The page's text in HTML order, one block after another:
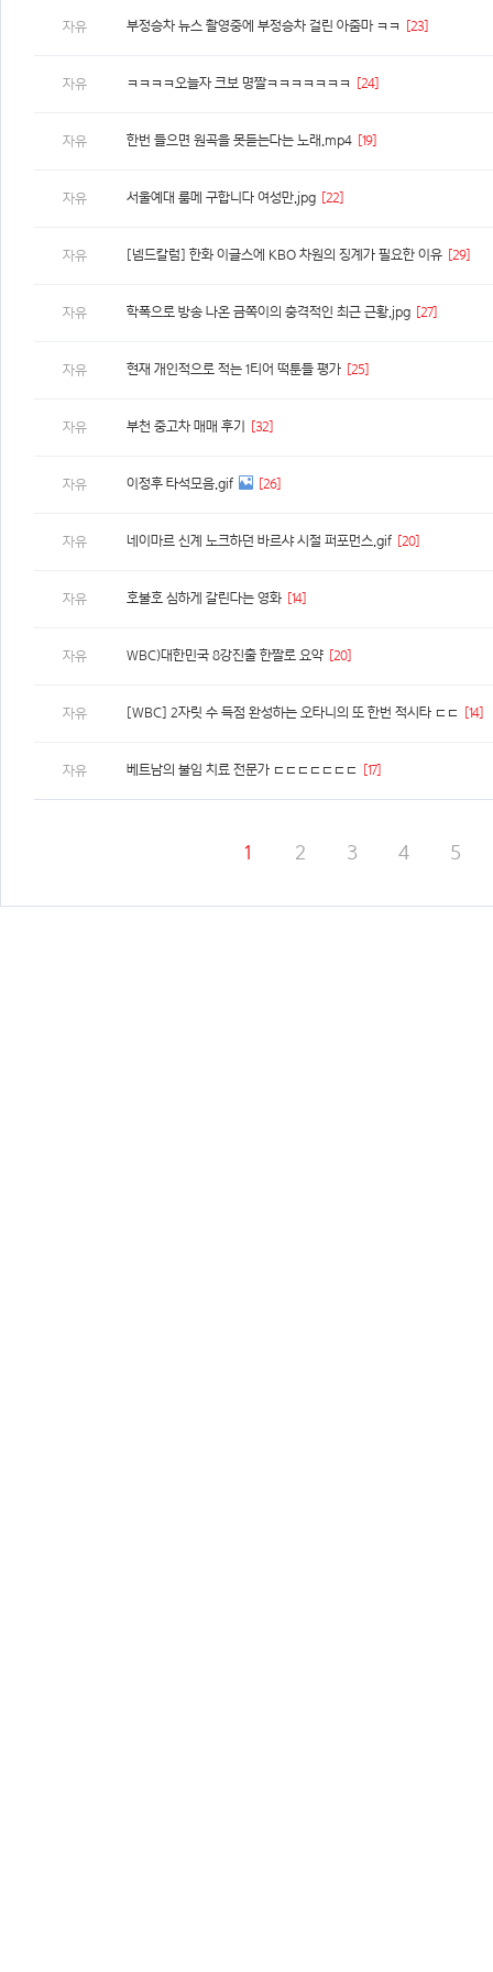
자유 부정승차 뉴스 촬영중에 부정승차 걸린 아줌마 ㅋㅋ [23]
자유 ㅋㅋㅋㅋ오늘자 크보 명짤ㅋㅋㅋㅋㅋㅋㅋ [24]
자유 한번 들으면 원곡을 못듣는다는 노래.mp4 [19]
자유 서울예대 룸메 구합니다 여성만.jpg [22]
자유 [넴드칼럼] 한화 이글스에 KBO 차원의 징계가 필요한 이유 [29]
자유 학폭으로 방송 나온 금쪽이의 충격적인 최근 근황.jpg [27]
자유 현재 개인적으로 적는 1티어 떡툰들 평가 [25]
자유 부천 중고차 매매 후기 [32]
자유 이정후 타석모음.gif [26]
자유 네이마르 신계 노크하던 바르샤 시절 퍼포먼스.gif [20]
자유 호불호 심하게 갈린다는 영화 [14]
자유 WBC)대한민국 8강진출 한짤로 요약 [20]
자유 [WBC] 2자릿 수 득점 완성하는 오타니의 또 한번 적시타 ㄷㄷ [14]
자유 베트남의 불임 치료 전문가 ㄷㄷㄷㄷㄷㄷㄷ [17]
1 2 3 4 5